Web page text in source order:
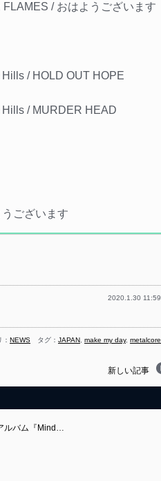
/ おはようございます
/ HOLD OUT HOPE
/ MURDER HEAD
ございます
2020.1.30 11:59
NEWS タグ： JAPAN make my day, metalcore
新しい記事
ルバム『Mind…